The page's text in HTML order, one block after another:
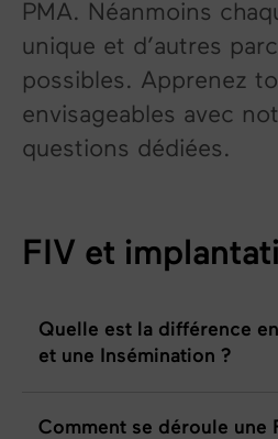
PMA. Néanmoins
unique et d’autres
possibles. Apprenez
envisageables avec
questions dédiées.
FIV et
Quelle est la différence
et une Insémination ?
Comment se déroule une